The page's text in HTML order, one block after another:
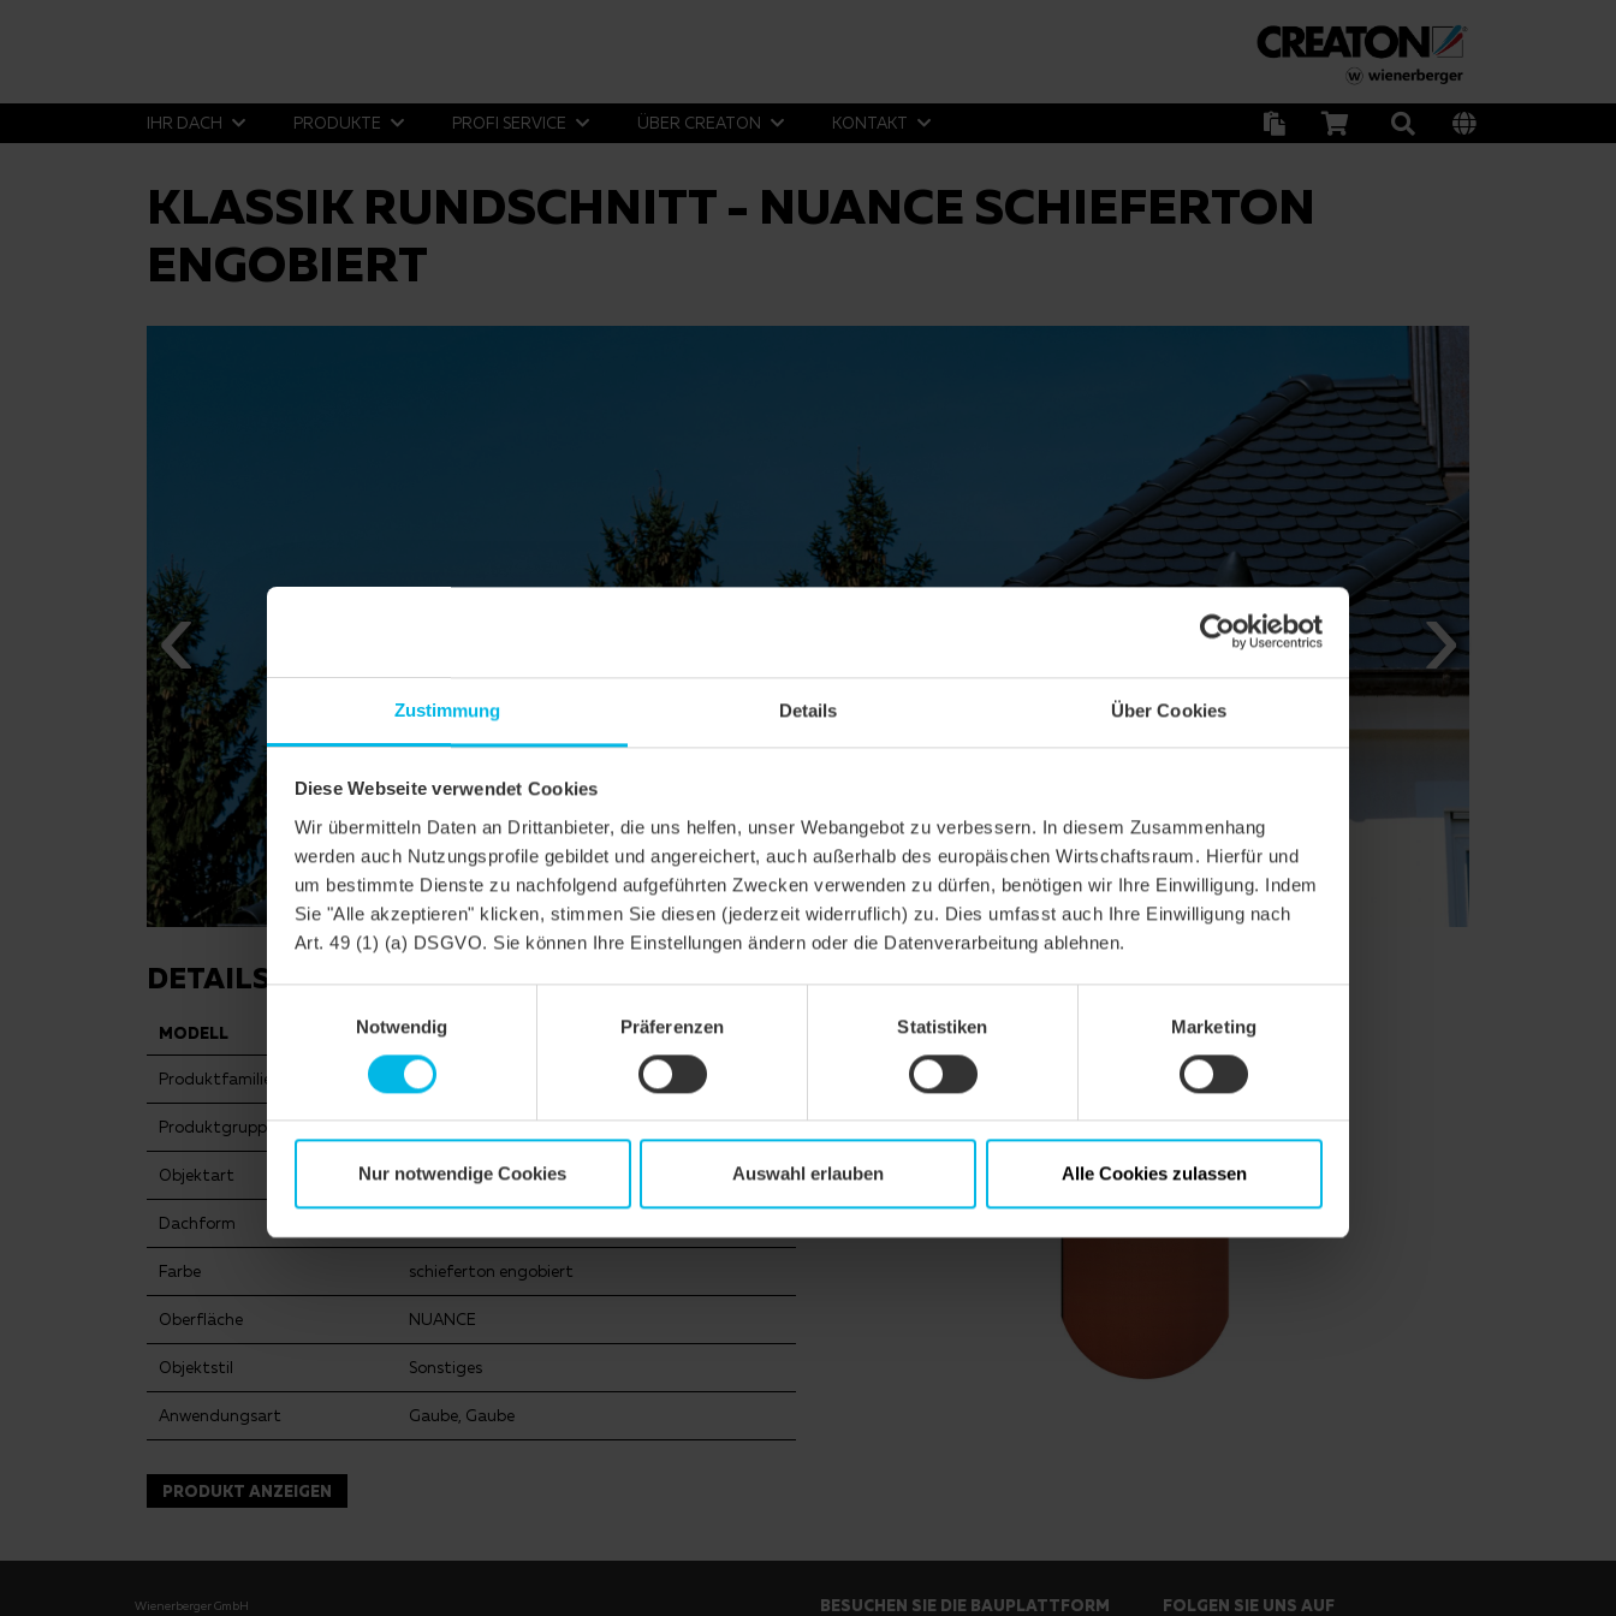
Zustimmung Details Über Cookies
Diese Webseite verwendet Cookies
Wir übermitteln Daten an Drittanbieter, die uns helfen, unser Webangebot zu verbessern. In diesem Zusammenhang
werden auch Nutzungsprofile gebildet und angereichert, auch außerhalb des europäischen Wirtschaftsraum. Hierfür und
um bestimmte Dienste zu nachfolgend aufgeführten Zwecken verwenden zu dürfen, benötigen wir Ihre Einwilligung. Indem
Sie "Alle akzeptieren" klicken, stimmen Sie diesen (jederzeit widerruflich) zu. Dies umfasst auch Ihre Einwilligung nach
Art. 49 (1) (a) DSGVO. Sie können Ihre Einstellungen ändern oder die Datenverarbeitung ablehnen.
Notwendig
Präferenzen Statistiken Marketing
Nur notwendige Cookies Auswahl erlauben Alle Cookies zulassen
IHR DACH PRODUKTE PROFI SERVICE ÜBER CREATON KONTAKT
KLASSIK RUNDSCHNITT - NUANCE SCHIEFERTON
ENGOBIERT
DETAILS
MODELL KLASSIK RUNDSCHNITT
Produktfamilie Biberschwanzziegel KLASSIK
Produktgruppe Dachziegel
Objektart Einfamilienhaus
Dachform
Farbe schieferton engobiert
Oberfläche NUANCE
Objektstil Sonstiges
Anwendungsart Gaube, Gaube
PRODUKT ANZEIGEN
Wienerberger GmbH BESUCHEN SIE DIE BAUPLATTFORM FOLGEN SIE UNS AUF